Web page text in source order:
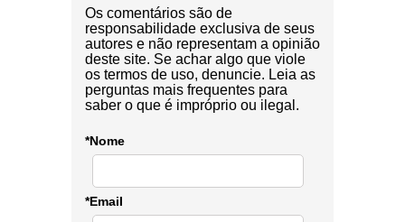
Os comentários são de
responsabilidade exclusiva de seus
autores e não representam a opinião
deste site. Se achar algo que viole
os termos de uso, denuncie. Leia as
perguntas mais frequentes para
saber o que é impróprio ou ilegal.
*Nome
*Email